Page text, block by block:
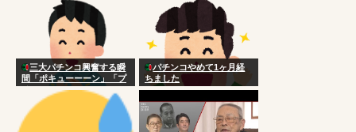
三大パチンコ興奮する瞬
間「ポキューーーン」「プ
チュン！！！！…」
パチンコやめて1ヶ月経
ちました